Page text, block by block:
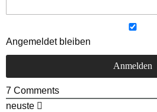
Angemeldet bleiben
7 Comments
neuste